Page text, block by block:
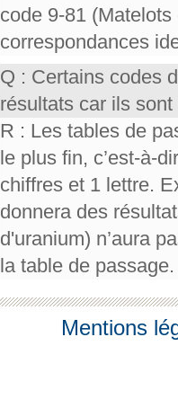
code 9-81
correspondances
Q : Certains codes
résultats car ils
R : Les tables de
le plus fin, c’est-à-
chiffres et 1 lettre.
donnera des
d'uranium) n’aura
la table de passage.
Mentions